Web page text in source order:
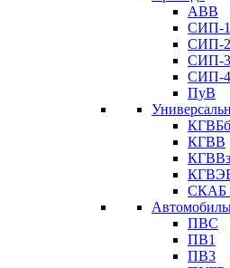
АВВ
СИП-1
СИП-2
СИП-3
СИП-4
ПуВ
КГВВ
КГВВз
СКАБ
ПВС
ПВ1
ПВ3